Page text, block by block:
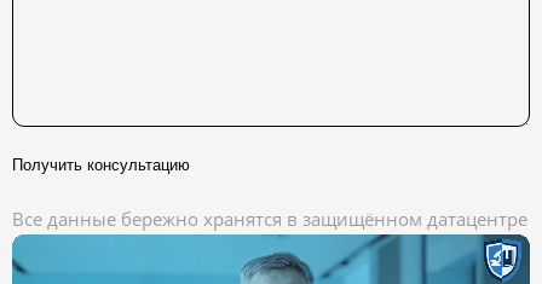
Получить консультацию
Все данные бережно хранятся в защищённом датацентре